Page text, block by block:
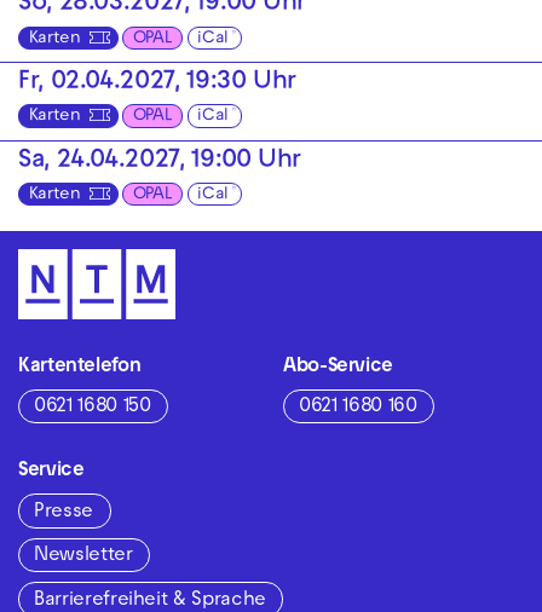
So, 28.03.2027, 19:00 Uhr
Karten OPAL iCal
Fr, 02.04.2027, 19:30 Uhr
Karten OPAL iCal
Sa, 24.04.2027, 19:00 Uhr
Karten OPAL iCal
Kartentelefon
0621 1680 150
Abo-Service
0621 1680 160
Service
Presse
Newsletter
Barrierefreiheit & Sprache